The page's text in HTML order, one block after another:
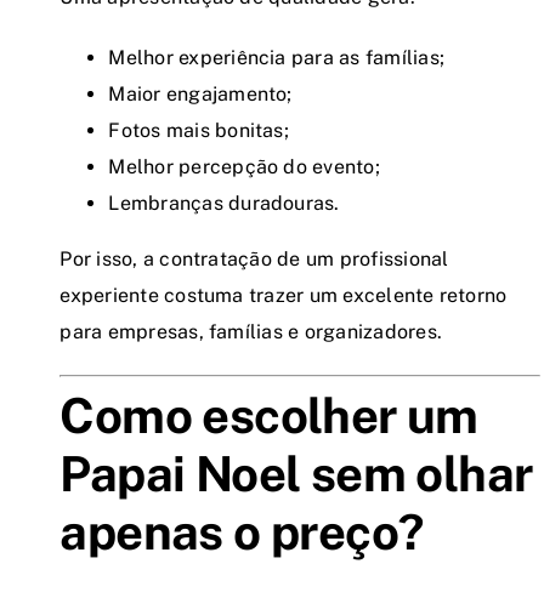
Melhor experiência para as famílias;
Maior engajamento;
Fotos mais bonitas;
Melhor percepção do evento;
Lembranças duradouras.
Por isso, a contratação de um profissional
experiente costuma trazer um excelente retorno
para empresas, famílias e organizadores.
Como escolher um
Papai Noel sem olhar
apenas o preço?